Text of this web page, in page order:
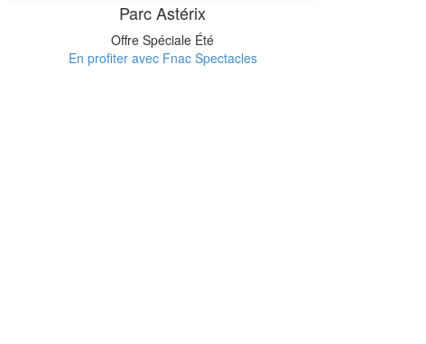
Parc Astérix
Offre Spéciale Été
En profiter avec Fnac Spectacles